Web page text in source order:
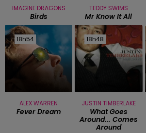
IMAGINE DRAGONS
Birds
TEDDY SWIMS
Mr Know It All
18h54
18h54
ALEX WARREN
Fever Dream
18h48
18h48
JUSTIN TIMBERLAKE
What Goes
Around... Comes
Around